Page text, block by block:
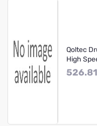
Qoltec
High
526.81